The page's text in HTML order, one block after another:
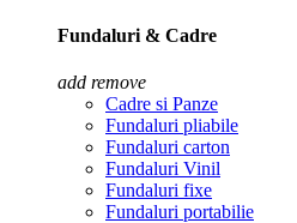
Fundaluri & Cadre
add remove
Cadre si Panze
Fundaluri pliabile
Fundaluri carton
Fundaluri Vinil
Fundaluri fixe
Fundaluri portabilie